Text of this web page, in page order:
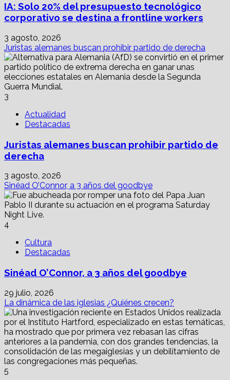
IA: Solo 20% del presupuesto tecnológico
corporativo se destina a frontline workers
3 agosto, 2026
Juristas alemanes buscan prohibir partido de derecha
3
Actualidad
Destacadas
Juristas alemanes buscan prohibir partido de
derecha
3 agosto, 2026
Sinéad O’Connor, a 3 años del goodbye
4
Cultura
Destacadas
Sinéad O’Connor, a 3 años del goodbye
29 julio, 2026
La dinámica de las iglesias ¿Quiénes crecen?
5